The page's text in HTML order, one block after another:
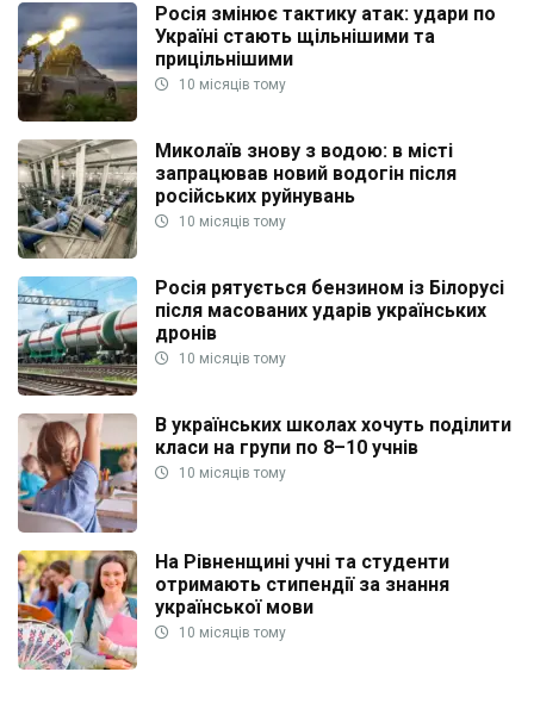
Росія змінює тактику атак: удари по
Україні стають щільнішими та
прицільнішими
10 місяців тому
Миколаїв знову з водою: в місті
запрацював новий водогін після
російських руйнувань
10 місяців тому
Росія рятується бензином із Білорусі
після масованих ударів українських
дронів
10 місяців тому
В українських школах хочуть поділити
класи на групи по 8–10 учнів
10 місяців тому
На Рівненщині учні та студенти
отримають стипендії за знання
української мови
10 місяців тому